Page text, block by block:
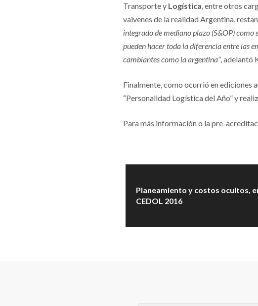
Transporte y Logística , entre otros
vaivenes de la realidad Argentina,
integrado de mediano plazo (S&OP)
pueden hacer toda la diferencia entre las
cambiantes como la argentina”, adelantó
Finalmente, como ocurrió en ediciones
“Personalidad Logística del Año” y
Para más información o la pre-
Planeamiento y costos ocultos,
CEDOL 2016